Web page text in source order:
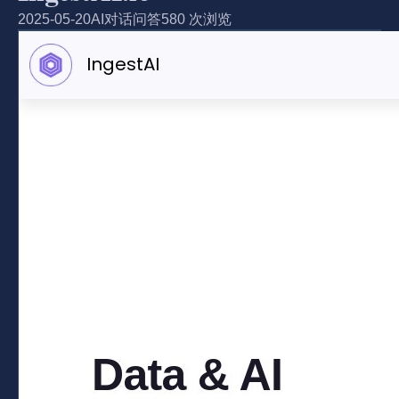
2025-05-20AI对话问答580 次浏览